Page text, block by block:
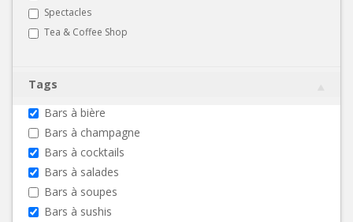
Spectacles
Tea & Coffee Shop
Tags
Bars à bière
Bars à champagne
Bars à cocktails
Bars à salades
Bars à soupes
Bars à sushis